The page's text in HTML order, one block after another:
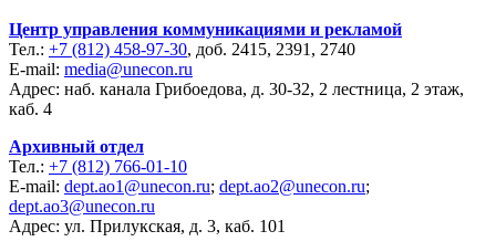
Центр управления коммуникациями и рекламой
Тел.: +7 (812) 458-97-30, доб. 2415, 2391, 2740
E-mail: media@unecon.ru
Адрес: наб. канала Грибоедова, д. 30-32, 2 лестница, 2 этаж,
каб. 4
Архивный отдел
Тел.: +7 (812) 766-01-10
E-mail: dept.ao1@unecon.ru; dept.ao2@unecon.ru;
dept.ao3@unecon.ru
Адрес: ул. Прилукская, д. 3, каб. 101